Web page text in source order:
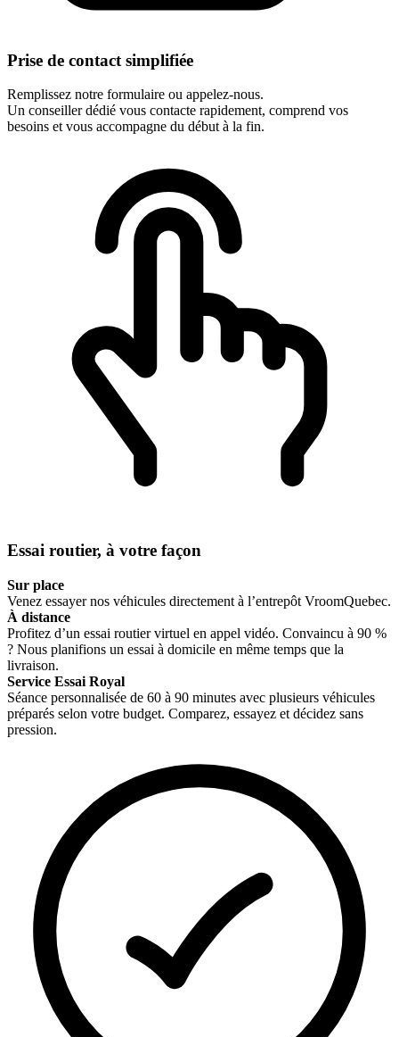
Prise de contact simplifiée
Remplissez notre formulaire ou appelez-nous.
Un conseiller dédié vous contacte rapidement, comprend vos
besoins et vous accompagne du début à la fin.
Essai routier, à votre façon
Sur place
Venez essayer nos véhicules directement à l’entrepôt VroomQuebec.
À distance
Profitez d’un essai routier virtuel en appel vidéo. Convaincu à 90 %
? Nous planifions un essai à domicile en même temps que la
livraison.
Service Essai Royal
Séance personnalisée de 60 à 90 minutes avec plusieurs véhicules
préparés selon votre budget. Comparez, essayez et décidez sans
pression.